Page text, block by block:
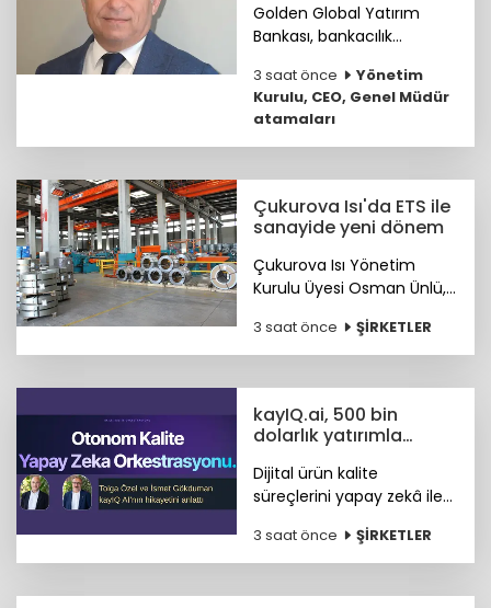
Golden Global Yatırım
Bankası, bankacılık
deneyime sahip Mustafa
Selcen’i Yönetim Kurulu
Üyesi olarak atadı.
3 saat önce
Yönetim
Kurulu, CEO, Genel Müdür
atamaları
Çukurova Isı'da ETS ile
sanayide yeni dönem
Çukurova Isı Yönetim
Kurulu Üyesi Osman Ünlü,
ETS'nin sanayinin
uluslararası pazarlardaki
belirtti.
3 saat önce ŞİRKETLER
kayIQ.ai, 500 bin
dolarlık yatırımla
Dijital ürün kalite
süreçlerini yapay zekâ ile
kayIQ.ai platformu, 500
bin dolarlık yatırımla
3 saat önce ŞİRKETLER